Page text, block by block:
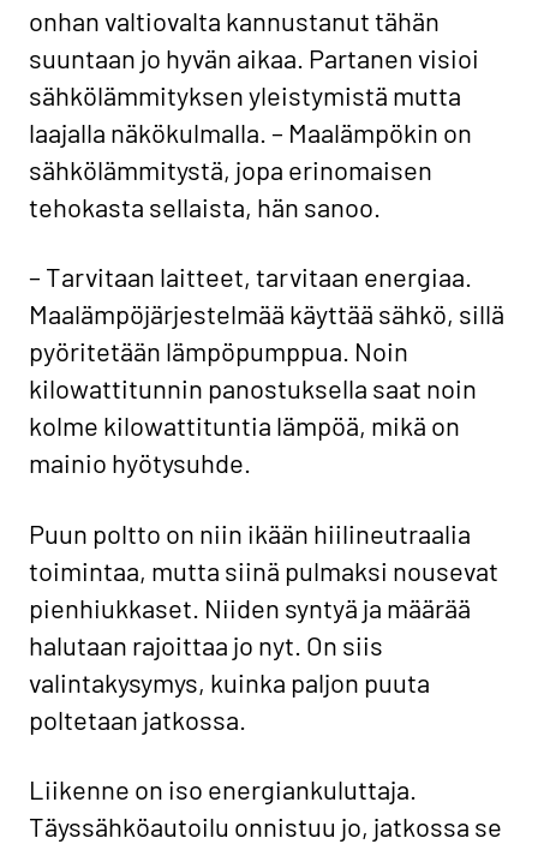
onhan valtiovalta kannustanut tähän
suuntaan jo hyvän aikaa. Partanen visioi
sähkölämmityksen yleistymistä mutta
laajalla näkökulmalla. – Maalämpökin on
sähkölämmitystä, jopa erinomaisen
tehokasta sellaista, hän sanoo.
– Tarvitaan laitteet, tarvitaan energiaa.
Maalämpöjärjestelmää käyttää sähkö, sillä
pyöritetään lämpöpumppua. Noin
kilowattitunnin panostuksella saat noin
kolme kilowattituntia lämpöä, mikä on
mainio hyötysuhde.
Puun poltto on niin ikään hiilineutraalia
toimintaa, mutta siinä pulmaksi nousevat
pienhiukkaset. Niiden syntyä ja määrää
halutaan rajoittaa jo nyt. On siis
valintakysymys, kuinka paljon puuta
poltetaan jatkossa.
Liikenne on iso energiankuluttaja.
Täyssähköautoilu onnistuu jo, jatkossa se